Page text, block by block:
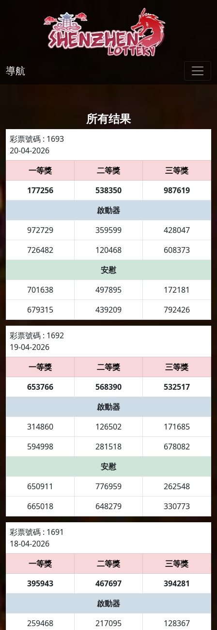
導航
所有结果
彩票號碼 : 1693
20-04-2026
一等獎
二等獎
三等獎
177256
538350
987619
啟動器
972729
359599
428047
726482
120468
608373
安慰
701638
497895
172181
679315
439209 792426
彩票號碼 : 1692
19-04-2026
一等獎
二等獎
三等獎
653766
568390
532517
啟動器
314860
126502
171685
594998
281518
678082
安慰
650911
776959
262548
665018
648279 330773
彩票號碼 : 1691
18-04-2026
一等獎
二等獎
三等獎
395943
467697
394281
啟動器
259468
217095
128367